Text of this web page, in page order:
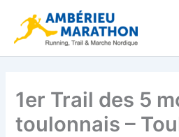
contenu
1er Trail des 5
toulonnais –